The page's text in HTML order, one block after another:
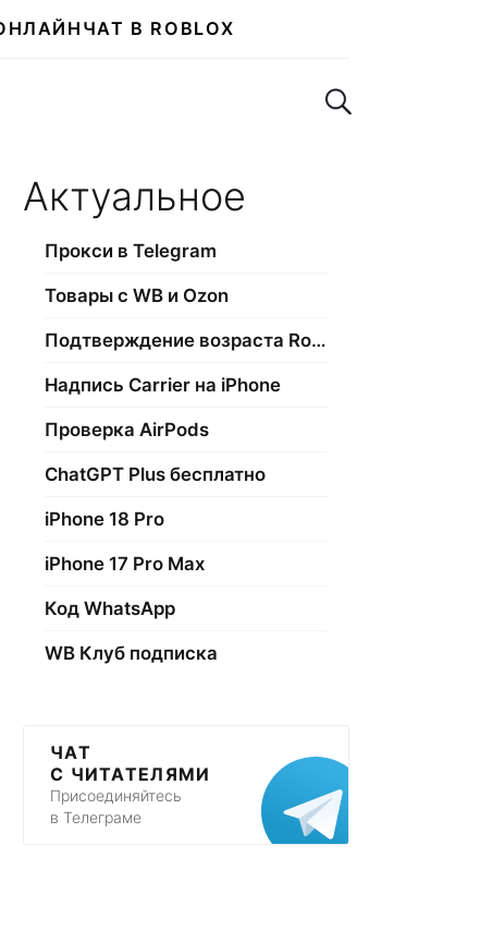
ЧАТ В ROBLOX
Поиск по сайту
Актуальное
Прокси в Telegram
Товары с WB и Ozon
Подтверждение возраста Roblox
Надпись Carrier на iPhone
Проверка AirPods
ChatGPT Plus бесплатно
iPhone 18 Pro
iPhone 17 Pro Max
Код WhatsApp
WB Клуб подписка
ЧАТ
С ЧИТАТЕЛЯМИ
Присоединяйтесь
в Телеграме